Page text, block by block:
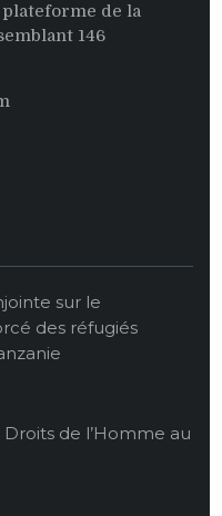
de la
146
sur le
des réfugiés
Droits de l’Homme au